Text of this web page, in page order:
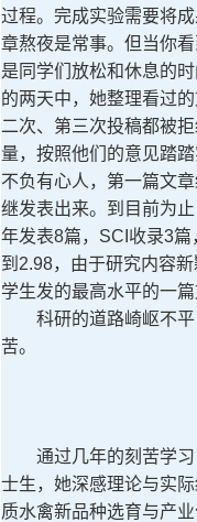
过程。完成实验需要将
章熬夜是常事。但当你
是同学们放松和休息的
的两天中，她整理看过
二次、第三次投稿都被
量，按照他们的意见踏
不负有心人，第一篇文
继发表出来。到目前为
年发表8篇，SCI收录3
到2.98，由于研究内容
学生发的最高水平的一篇
科研的道路崎岖不平
苦。
通过几年的刻苦学习
士生，她深感理论与实
质水禽新品种选育与产